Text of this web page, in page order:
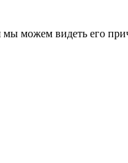
можем видеть его